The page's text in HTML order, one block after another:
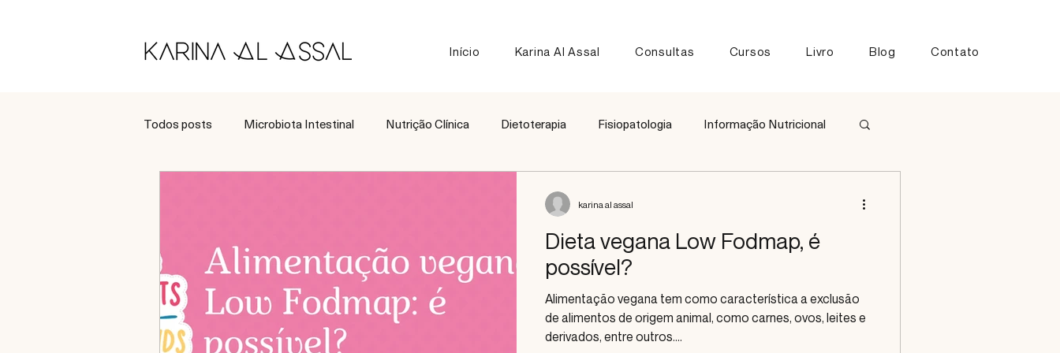
Início Karina Al Assal Consultas Cursos Livro Blog Contato
Todos posts Microbiota Intestinal Nutrição Clínica Dietoterapia Fisiopatologia Informação Nutricional
Dieta vegana Low Fodmap, é
possível?
Alimentação vegana tem como característica a exclusão
de alimentos de origem animal, como carnes, ovos, leites e
derivados, entre outros....
karina al assal